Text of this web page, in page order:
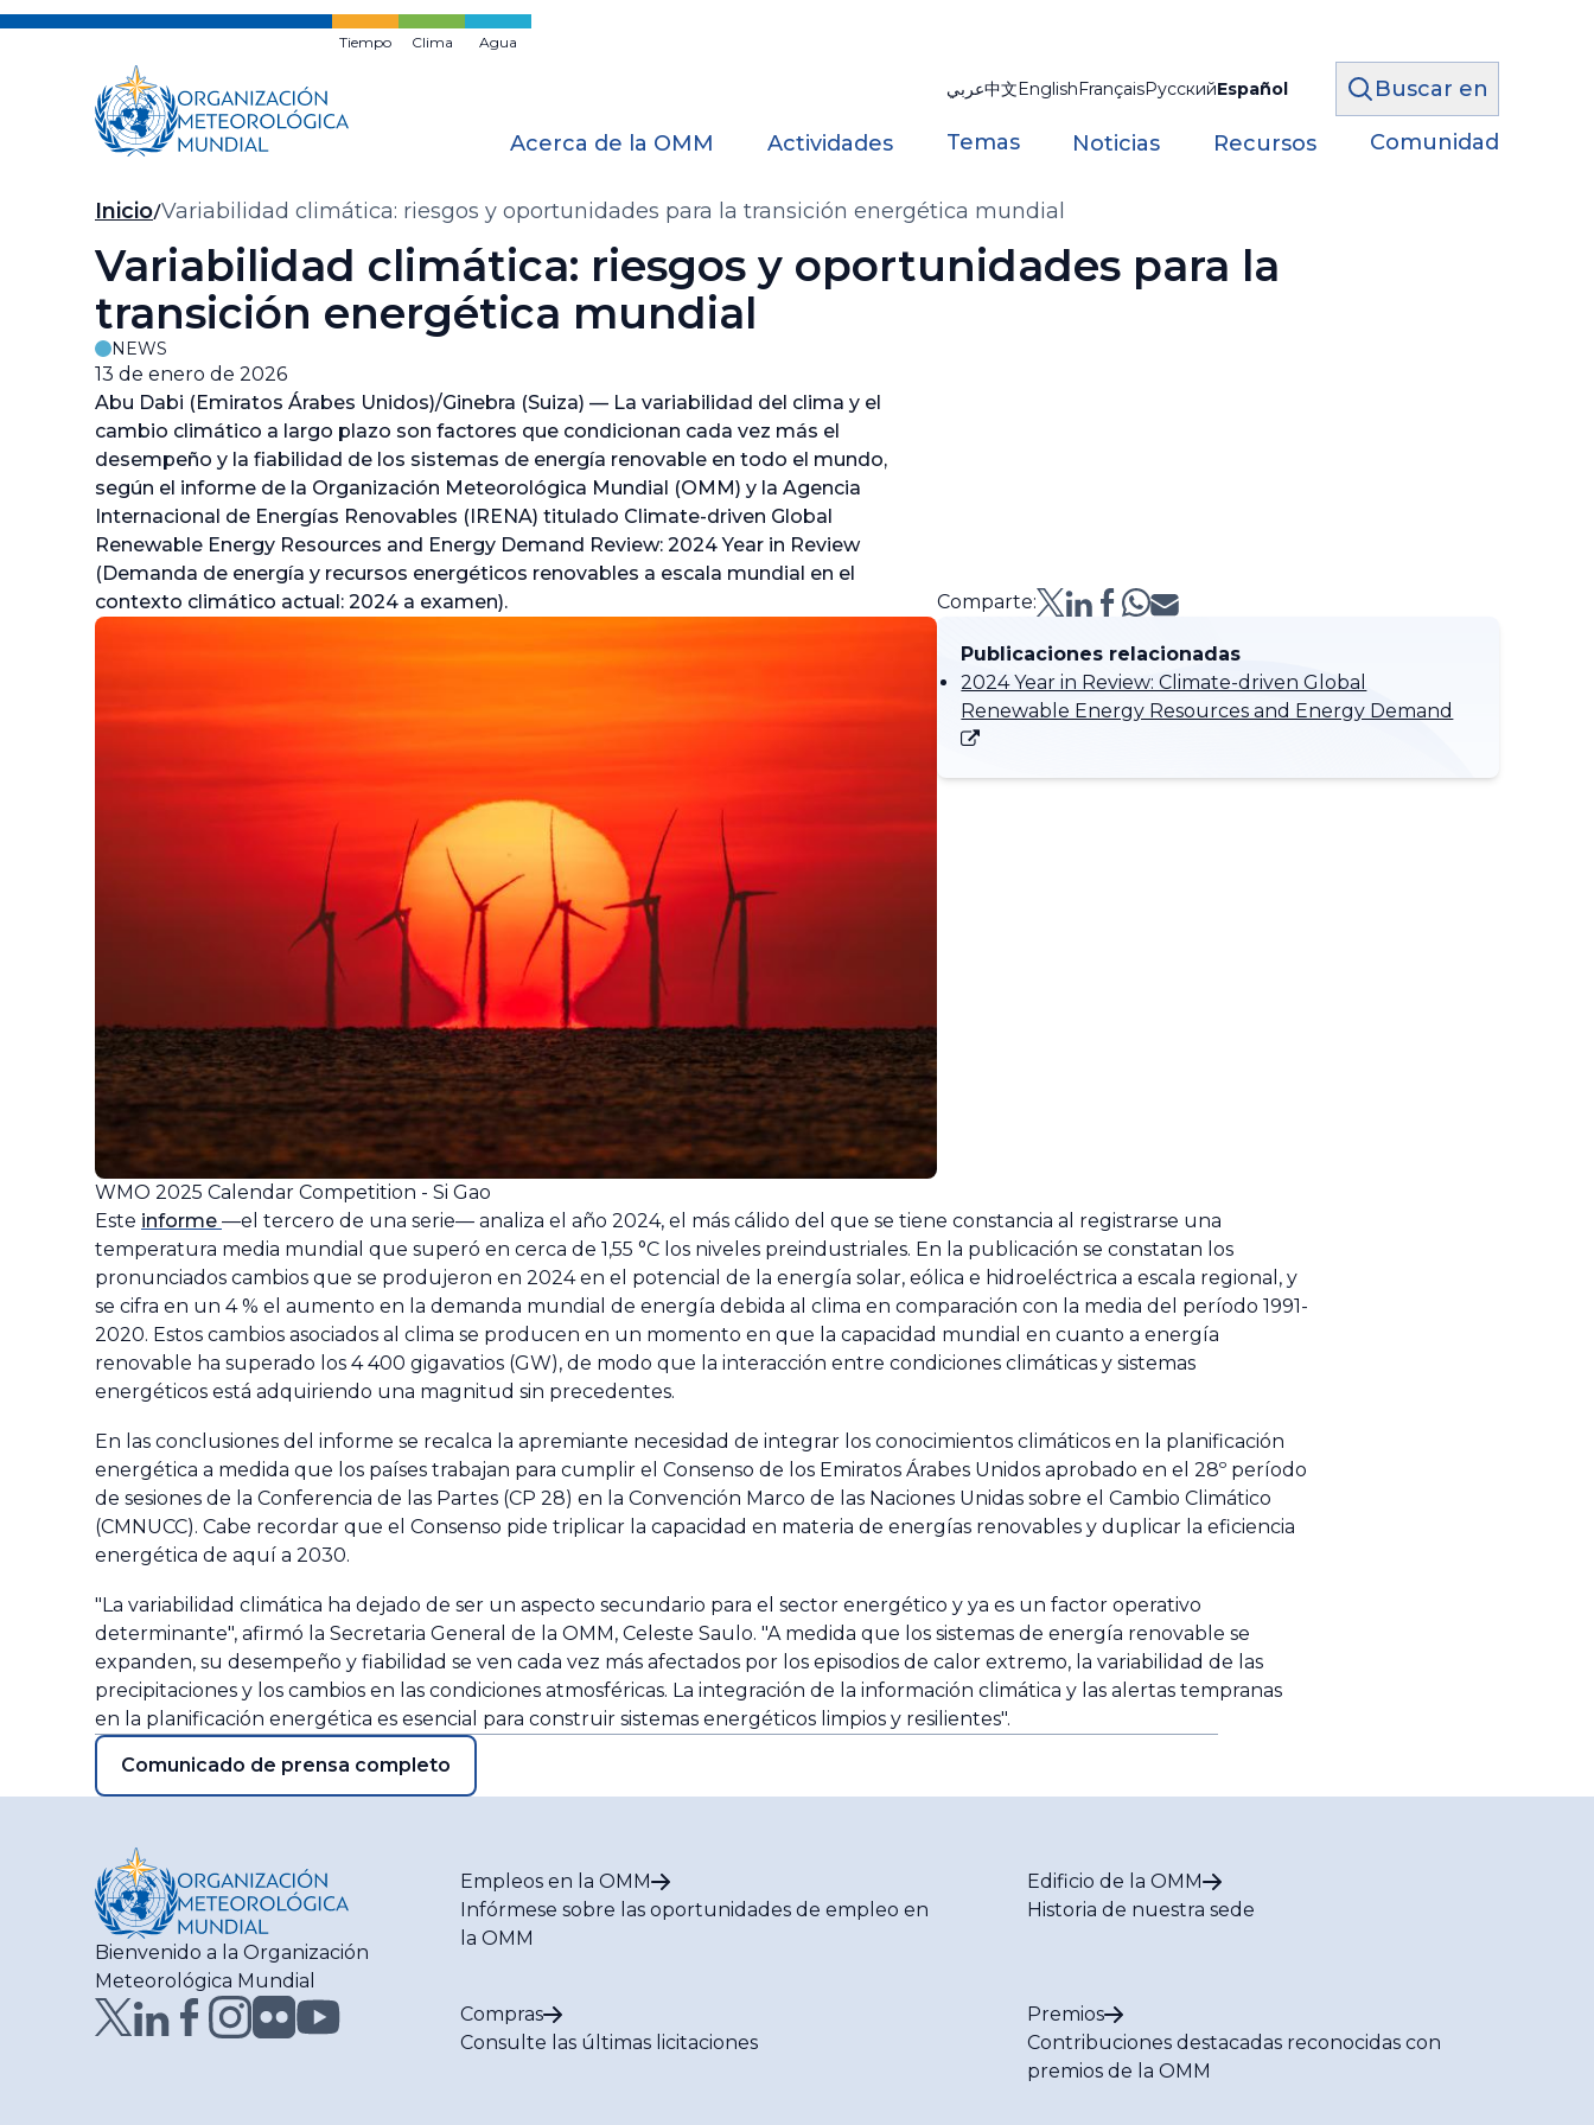
Ir
Tiempo Clima Agua
عربي中文EnglishFrançaisРусскийEspañol Buscar en
Acerca de la OMM Actividades Temas Noticias Recursos Comunidad
Migas
de
pan
Inicio Variabilidad climática: riesgos y oportunidades para la transición energética mundial
Variabilidad climática: riesgos y oportunidades para la
transición energética mundial
NEWS
13 de enero de 2026
Abu Dabi (Emiratos Árabes Unidos)/Ginebra (Suiza) — La variabilidad del clima y el
cambio climático a largo plazo son factores que condicionan cada vez más el
desempeño y la fiabilidad de los sistemas de energía renovable en todo el mundo,
según el informe de la Organización Meteorológica Mundial (OMM) y la Agencia
Internacional de Energías Renovables (IRENA) titulado Climate-driven Global
Renewable Energy Resources and Energy Demand Review: 2024 Year in Review
(Demanda de energía y recursos energéticos renovables a escala mundial en el
contexto climático actual: 2024 a examen).
Comparte:
WMO 2025 Calendar Competition - Si Gao
Publicaciones relacionadas
2024 Year in Review: Climate-driven Global
Renewable Energy Resources and Energy Demand
Este informe —el tercero de una serie— analiza el año 2024, el más cálido del que se tiene constancia al registrarse una
temperatura media mundial que superó en cerca de 1,55 °C los niveles preindustriales. En la publicación se constatan los
pronunciados cambios que se produjeron en 2024 en el potencial de la energía solar, eólica e hidroeléctrica a escala regional, y
se cifra en un 4 % el aumento en la demanda mundial de energía debida al clima en comparación con la media del período 1991-
2020. Estos cambios asociados al clima se producen en un momento en que la capacidad mundial en cuanto a energía
renovable ha superado los 4 400 gigavatios (GW), de modo que la interacción entre condiciones climáticas y sistemas
energéticos está adquiriendo una magnitud sin precedentes.
En las conclusiones del informe se recalca la apremiante necesidad de integrar los conocimientos climáticos en la planificación
energética a medida que los países trabajan para cumplir el Consenso de los Emiratos Árabes Unidos aprobado en el 28º período
de sesiones de la Conferencia de las Partes (CP 28) en la Convención Marco de las Naciones Unidas sobre el Cambio Climático
(CMNUCC). Cabe recordar que el Consenso pide triplicar la capacidad en materia de energías renovables y duplicar la eficiencia
energética de aquí a 2030.
"La variabilidad climática ha dejado de ser un aspecto secundario para el sector energético y ya es un factor operativo
determinante", afirmó la Secretaria General de la OMM, Celeste Saulo. "A medida que los sistemas de energía renovable se
expanden, su desempeño y fiabilidad se ven cada vez más afectados por los episodios de calor extremo, la variabilidad de las
precipitaciones y los cambios en las condiciones atmosféricas. La integración de la información climática y las alertas tempranas
en la planificación energética es esencial para construir sistemas energéticos limpios y resilientes".
Comunicado de prensa completo
Bienvenido a la Organización
Meteorológica Mundial
Empleos en la OMM
Infórmese sobre las oportunidades de empleo en
la OMM
Edificio de la OMM
Historia de nuestra sede
Compras
Consulte las últimas licitaciones
Premios
Contribuciones destacadas reconocidas con
premios de la OMM